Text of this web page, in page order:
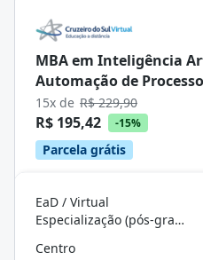
MBA em Inteligência
Automação de
15x de R$ 229,90
R$ 195,42 -15%
Parcela grátis
EaD / Virtual
Especialização (pós-graduação)
Centro